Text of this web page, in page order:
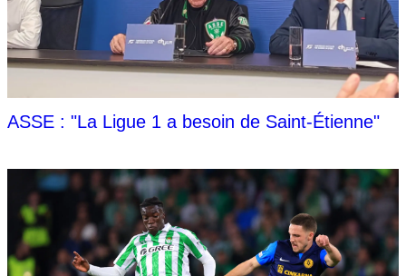
ASSE : "La Ligue 1 a besoin de Saint-Étienne"